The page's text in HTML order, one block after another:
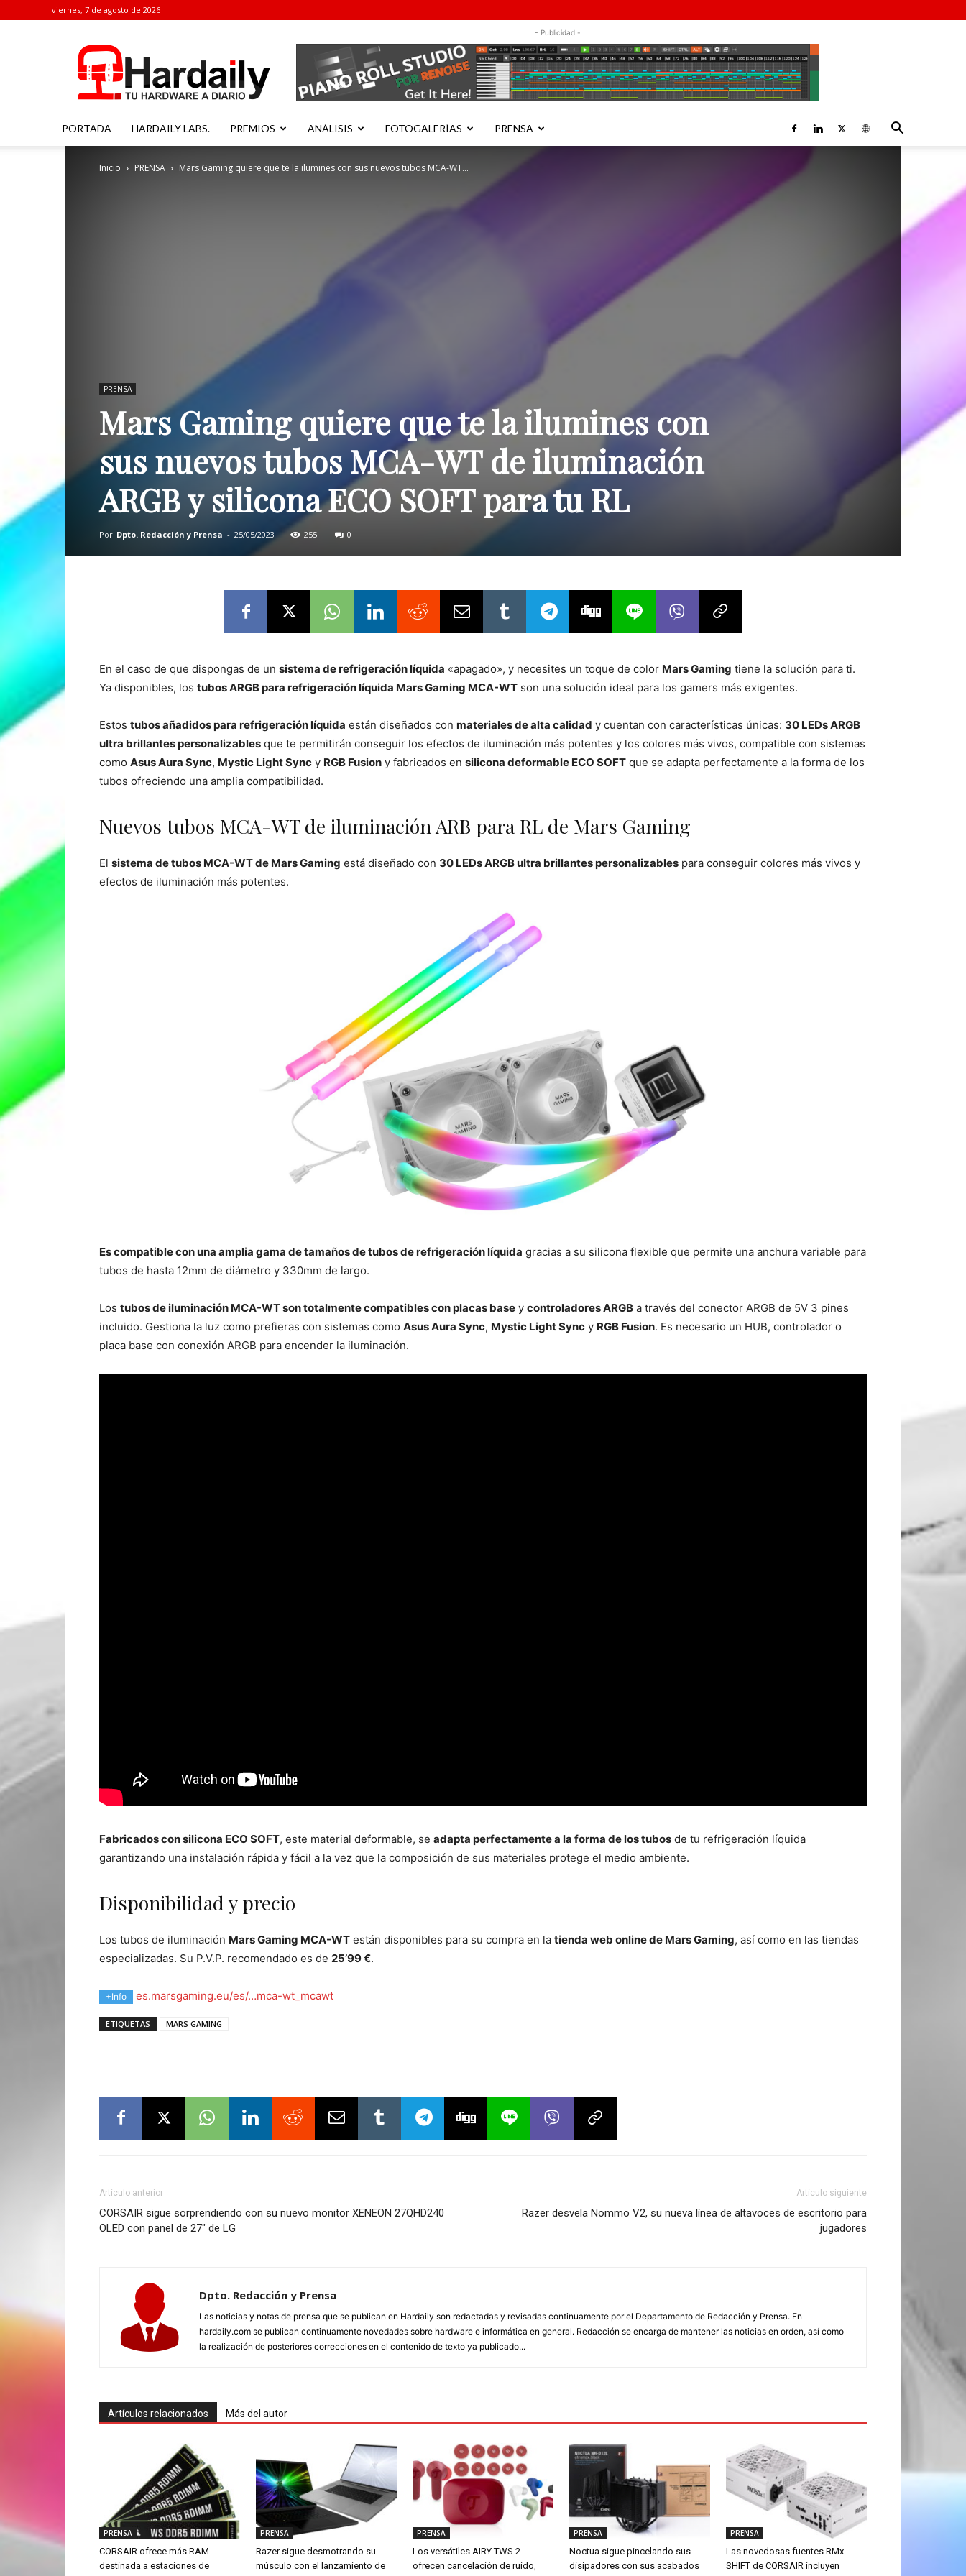
viernes, 7 de agosto de 2026
- Publicidad -
PORTADA HARDAILY LABS. PREMIOS ANÁLISIS FOTOGALERÍAS PRENSA
Inicio PRENSA Mars Gaming quiere que te la ilumines con sus nuevos tubos MCA-WT...
PRENSA
Mars Gaming quiere que te la ilumines con
sus nuevos tubos MCA-WT de iluminación
ARGB y silicona ECO SOFT para tu RL
Por Dpto. Redacción y Prensa - 25/05/2023 255 0
En el caso de que dispongas de un sistema de refrigeración líquida «apagado», y necesites un toque de color Mars Gaming tiene la solución para ti.
Ya disponibles, los tubos ARGB para refrigeración líquida Mars Gaming MCA-WT son una solución ideal para los gamers más exigentes.
Estos tubos añadidos para refrigeración líquida están diseñados con materiales de alta calidad y cuentan con características únicas: 30 LEDs ARGB
ultra brillantes personalizables que te permitirán conseguir los efectos de iluminación más potentes y los colores más vivos, compatible con sistemas
como Asus Aura Sync, Mystic Light Sync y RGB Fusion y fabricados en silicona deformable ECO SOFT que se adapta perfectamente a la forma de los
tubos ofreciendo una amplia compatibilidad.
Nuevos tubos MCA-WT de iluminación ARB para RL de Mars Gaming
El sistema de tubos MCA-WT de Mars Gaming está diseñado con 30 LEDs ARGB ultra brillantes personalizables para conseguir colores más vivos y
efectos de iluminación más potentes.
Es compatible con una amplia gama de tamaños de tubos de refrigeración líquida gracias a su silicona flexible que permite una anchura variable para
tubos de hasta 12mm de diámetro y 330mm de largo.
Los tubos de iluminación MCA-WT son totalmente compatibles con placas base y controladores ARGB a través del conector ARGB de 5V 3 pines
incluido. Gestiona la luz como prefieras con sistemas como Asus Aura Sync, Mystic Light Sync y RGB Fusion. Es necesario un HUB, controlador o
placa base con conexión ARGB para encender la iluminación.
Fabricados con silicona ECO SOFT, este material deformable, se adapta perfectamente a la forma de los tubos de tu refrigeración líquida
garantizando una instalación rápida y fácil a la vez que la composición de sus materiales protege el medio ambiente.
Disponibilidad y precio
Los tubos de iluminación Mars Gaming MCA-WT están disponibles para su compra en la tienda web online de Mars Gaming, así como en las tiendas
especializadas. Su P.V.P. recomendado es de 25’99 €.
+Info es.marsgaming.eu/es/…mca-wt_mcawt
ETIQUETAS MARS GAMING
Artículo anterior
CORSAIR sigue sorprendiendo con su nuevo monitor XENEON 27QHD240
OLED con panel de 27″ de LG
Artículo siguiente
Razer desvela Nommo V2, su nueva línea de altavoces de escritorio para
jugadores
Dpto. Redacción y Prensa
Las noticias y notas de prensa que se publican en Hardaily son redactadas y revisadas continuamente por el Departamento de Redacción y Prensa. En
hardaily.com se publican continuamente novedades sobre hardware e informática en general. Redacción se encarga de mantener las noticias en orden, así como
la realización de posteriores correcciones en el contenido de texto ya publicado...
Artículos relacionados Más del autor
PRENSA
CORSAIR ofrece más RAM
destinada a estaciones de
PRENSA
Razer sigue desmotrando su
músculo con el lanzamiento de
PRENSA
Los versátiles AIRY TWS 2
ofrecen cancelación de ruido,
PRENSA
Noctua sigue pincelando sus
disipadores con sus acabados
PRENSA
Las novedosas fuentes RMx
SHIFT de CORSAIR incluyen